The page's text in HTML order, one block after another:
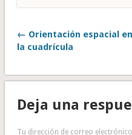
← Orientación espacial en
la cuadrícula
Deja una
Tu dirección de correo